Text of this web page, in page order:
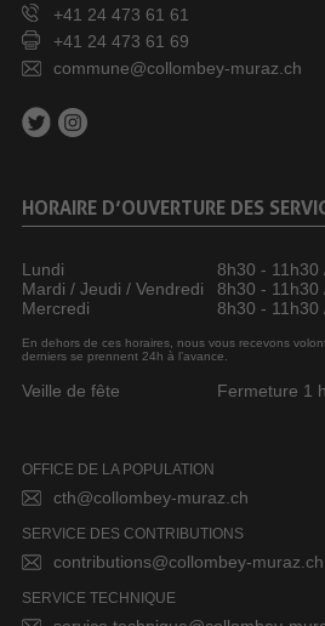
+41 24 473 61 61
+41 24 473 61 69
commune@collombey-muraz.ch
HORAIRE D’OUVERTURE DES
Lundi
8h30 - 11h30
Mardi / Jeudi / Vendredi
8h30 - 11h30
Mercredi
8h30 - 11h30
En dehors de ces horaires, nous vous recevons
derniers se prennent 24h à l’avance.
Veille de fête Fermeture 1
OFFICE DE LA POPULATION
cth@collombey-muraz.ch
SERVICE DES CONTRIBUTIONS
contributions@collombey-muraz.ch
SERVICE TECHNIQUE